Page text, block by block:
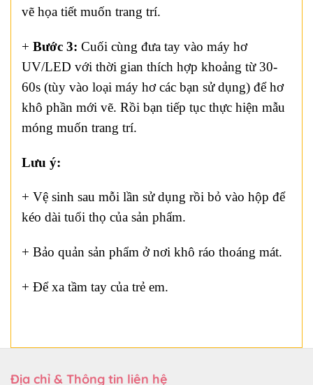
vẽ họa tiết muốn trang trí.
+ Bước 3: Cuối cùng đưa tay vào máy hơ
UV/LED với thời gian thích hợp khoảng từ 30-
60s (tùy vào loại máy hơ các bạn sử dụng) để hơ
khô phần mới vẽ. Rồi bạn tiếp tục thực hiện mẫu
móng muốn trang trí.
Lưu ý:
+ Vệ sinh sau mỗi lần sử dụng rồi bỏ vào hộp để
kéo dài tuổi thọ của sản phẩm.
+ Bảo quản sản phẩm ở nơi khô ráo thoáng mát.
+ Để xa tầm tay của trẻ em.
Địa chỉ & Thông tin liên hệ